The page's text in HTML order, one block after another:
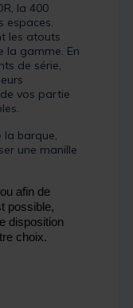
la 400
espaces.
les atouts
la gamme. En
de série,
vos partie
barque,
une manille
afin de
possible,
disposition
choix.